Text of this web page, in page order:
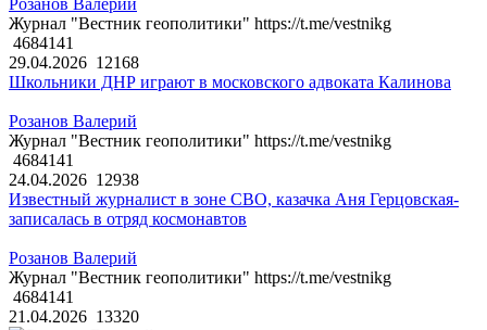
Розанов Валерий
Журнал "Вестник геополитики" https://t.me/vestnikg
4684141
29.04.2026 12168
Школьники ДНР играют в московского адвоката Калинова
Розанов Валерий
Журнал "Вестник геополитики" https://t.me/vestnikg
4684141
24.04.2026 12938
Известный журналист в зоне СВО, казачка Аня Герцовская-
записалась в отряд космонавтов
Розанов Валерий
Журнал "Вестник геополитики" https://t.me/vestnikg
4684141
21.04.2026 13320